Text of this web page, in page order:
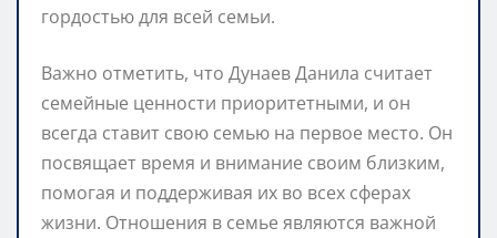
гордостью для всей семьи.
Важно отметить, что Дунаев Данила считает
семейные ценности приоритетными, и он
всегда ставит свою семью на первое место. Он
посвящает время и внимание своим близким,
помогая и поддерживая их во всех сферах
жизни. Отношения в семье являются важной